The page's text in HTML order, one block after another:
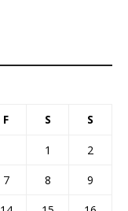
F S S
1
2
7 8
9